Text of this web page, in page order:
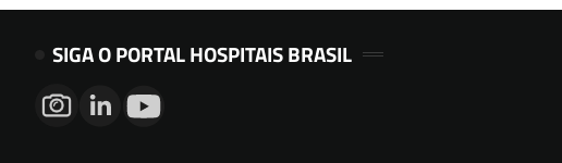
SIGA O PORTAL HOSPITAIS BRASIL